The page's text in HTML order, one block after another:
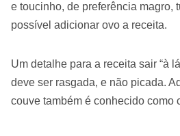
e toucinho, de preferência magro,
possível adicionar ovo a receita.
Um detalhe para a receita sair “à
deve ser rasgada, e não picada.
couve também é conhecido como